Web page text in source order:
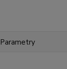
Parametry